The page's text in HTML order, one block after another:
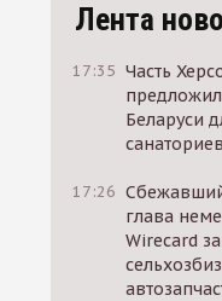
Лента
17:35 Часть
Беларуси
санаториев
17:26
глава
Wirecard